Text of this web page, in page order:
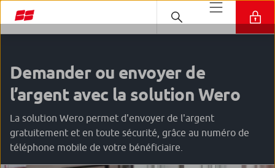
Demander ou envoyer de
l’argent avec la solution Wero
La solution Wero permet d'envoyer de l'argent
gratuitement et en toute sécurité, grâce au numéro de
téléphone mobile de votre bénéficiaire.